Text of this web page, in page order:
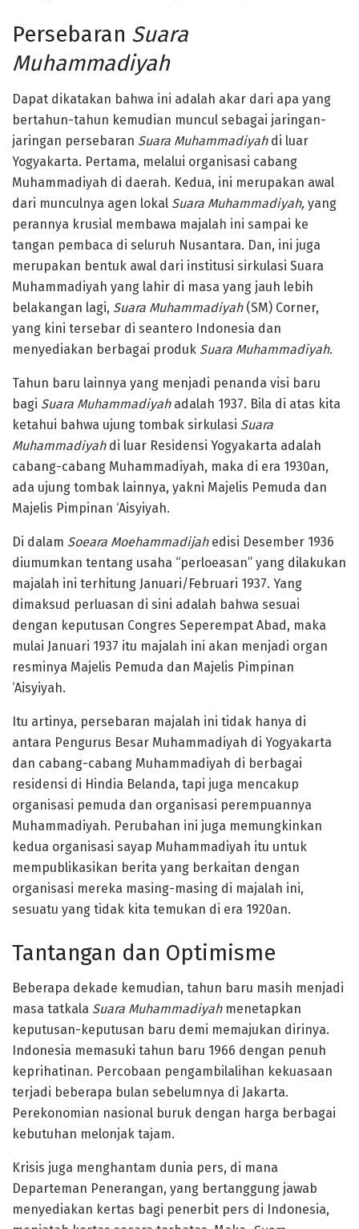
Persebaran Suara
Muhammadiyah
Dapat dikatakan bahwa ini adalah akar dari apa yang
bertahun-tahun kemudian muncul sebagai jaringan-
jaringan persebaran Suara Muhammadiyahdi luar
Yogyakarta. Pertama, melalui organisasi cabang
Muhammadiyah di daerah. Kedua, ini merupakan awal
dari munculnya agen lokal Suara Muhammadiyah, yang
perannya krusial membawa majalah ini sampai ke
tangan pembaca di seluruh Nusantara. Dan, ini juga
merupakan bentuk awal dari institusi sirkulasi Suara
Muhammadiyah yang lahir di masa yang jauh lebih
belakangan lagi, Suara Muhammadiyah(SM) Corner,
yang kini tersebar di seantero Indonesia dan
menyediakan berbagai produk Suara Muhammadiyah.
Tahun baru lainnya yang menjadi penanda visi baru
bagi Suara Muhammadiyahadalah 1937. Bila di atas kita
ketahui bahwa ujung tombak sirkulasi Suara
Muhammadiyahdi luar Residensi Yogyakarta adalah
cabang-cabang Muhammadiyah, maka di era 1930an,
ada ujung tombak lainnya, yakni Majelis Pemuda dan
Majelis Pimpinan ‘Aisyiyah.
Di dalam Soeara Moehammadijahedisi Desember 1936
diumumkan tentang usaha “perloeasan” yang dilakukan
majalah ini terhitung Januari/Februari 1937. Yang
dimaksud perluasan di sini adalah bahwa sesuai
dengan keputusan Congres Seperempat Abad, maka
mulai Januari 1937 itu majalah ini akan menjadi organ
resminya Majelis Pemuda dan Majelis Pimpinan
‘Aisyiyah.
Itu artinya, persebaran majalah ini tidak hanya di
antara Pengurus Besar Muhammadiyah di Yogyakarta
dan cabang-cabang Muhammadiyah di berbagai
residensi di Hindia Belanda, tapi juga mencakup
organisasi pemuda dan organisasi perempuannya
Muhammadiyah. Perubahan ini juga memungkinkan
kedua organisasi sayap Muhammadiyah itu untuk
mempublikasikan berita yang berkaitan dengan
organisasi mereka masing-masing di majalah ini,
sesuatu yang tidak kita temukan di era 1920an.
Tantangan dan Optimisme
Beberapa dekade kemudian, tahun baru masih menjadi
masa tatkala Suara Muhammadiyahmenetapkan
keputusan-keputusan baru demi memajukan dirinya.
Indonesia memasuki tahun baru 1966 dengan penuh
keprihatinan. Percobaan pengambilalihan kekuasaan
terjadi beberapa bulan sebelumnya di Jakarta.
Perekonomian nasional buruk dengan harga berbagai
kebutuhan melonjak tajam.
Krisis juga menghantam dunia pers, di mana
Departeman Penerangan, yang bertanggung jawab
menyediakan kertas bagi penerbit pers di Indonesia,